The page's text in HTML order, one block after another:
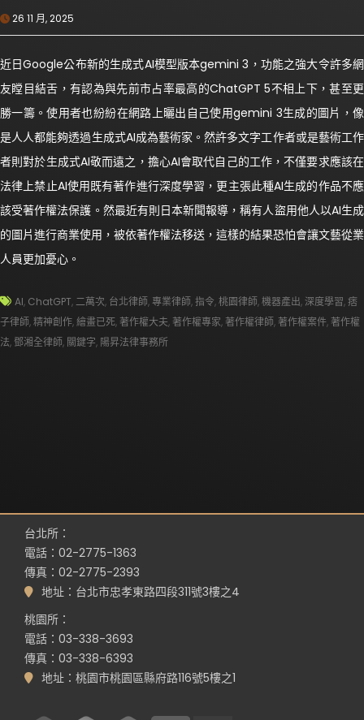
26 11 月, 2025
近日Google公布新的生成式AI模型版本gemini 3，功能之強大令許多網
友瞠目結舌，有認為與先前市占率最高的ChatGPT 5不相上下，甚至更
勝一籌。使用者也紛紛在網路上曬出自己使用gemini 3生成的圖片，像
是人人都能夠透過生成式AI成為藝術家。然許多文字工作者或是藝術工作
者則對於生成式AI敬而遠之，擔心AI會取代自己的工作，不僅要求應該在
法律上禁止AI使用既有著作進行深度學習，更主張此種AI生成的作品不應
該受著作權法保護。然最近有則日本新聞報導，稱有人盜用他人以AI生成
的圖片進行商業使用，被依著作權法移送，這樣的結果恐怕會讓文藝從業
人員更加憂心。
AI, ChatGPT,二萬次, 台北律師,專業律師,指令,桃園律師,機器產出,深度學習,痞
子律師,精神創作,繪畫已死, 著作權大夫, 著作權專家, 著作權律師, 著作權案件, 著作權
法, 鄧湘全律師, 關鍵字, 陽昇法律事務所
台北所：
電話：02-2775-1363
傳真：02-2775-2393
地址：台北市忠孝東路四段311號3樓之4
桃園所：
電話：03-338-3693
傳真：03-338-6393
地址：桃園市桃園區縣府路116號5樓之1